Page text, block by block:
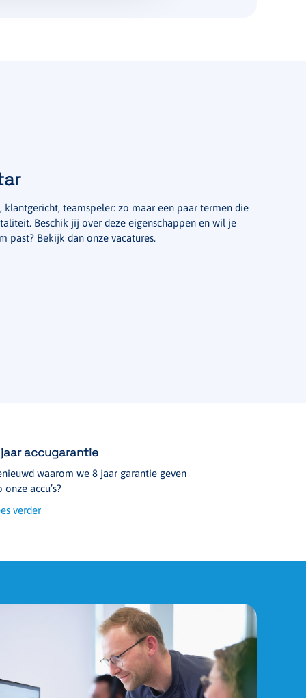
teamspeler: zo maar een paar termen die
Beschik jij over deze eigenschappen en wil je
past? Bekijk dan onze vacatures.
accugarantie
waarom we 8 jaar garantie geven
onze accu’s?
verder